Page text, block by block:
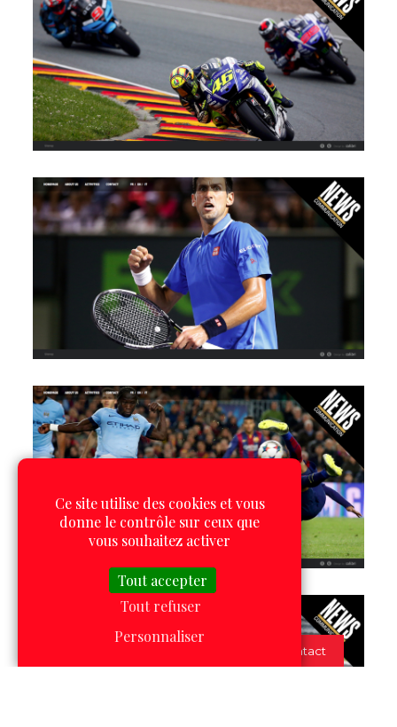
Contact
Ce site utilise des cookies et vous
donne le contrôle sur ceux que
vous souhaitez activer
Tout accepter
Tout refuser
Personnaliser